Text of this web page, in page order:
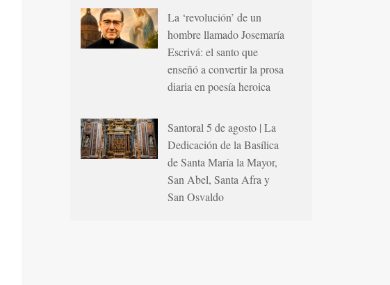
La ‘revolución’ de un
hombre llamado Josemaría
Escrivá: el santo que
enseñó a convertir la prosa
diaria en poesía heroica
Santoral 5 de agosto | La
Dedicación de la Basílica
de Santa María la Mayor,
San Abel, Santa Afra y
San Osvaldo